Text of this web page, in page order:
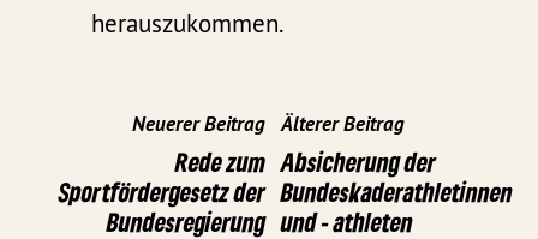
herauszukommen.
Neuerer Beitrag
Rede zum
Sportfördergesetz der
Bundesregierung
Älterer Beitrag
Absicherung der
Bundeskaderathletinnen
und - athleten